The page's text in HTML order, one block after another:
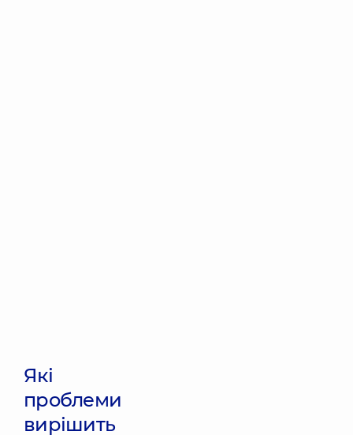
Які
проблеми
вирішить